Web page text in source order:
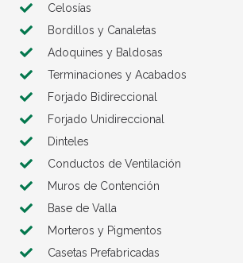
Celosías
Bordillos y Canaletas
Adoquines y Baldosas
Terminaciones y Acabados
Forjado Bidireccional
Forjado Unidireccional
Dinteles
Conductos de Ventilación
Muros de Contención
Base de Valla
Morteros y Pigmentos
Casetas Prefabricadas